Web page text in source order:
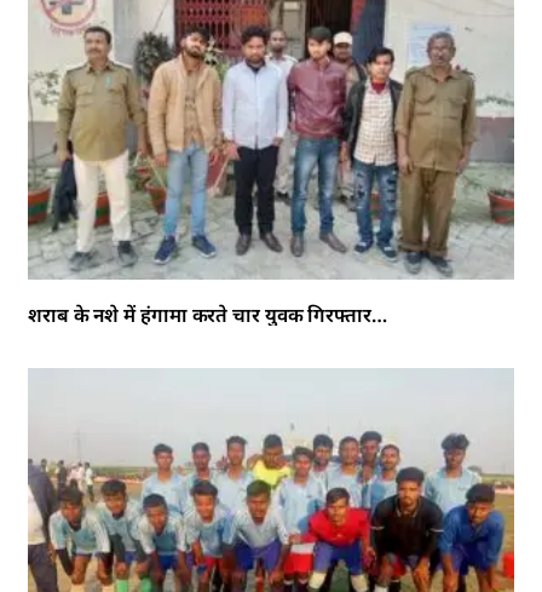
शराब के नशे में हंगामा करते चार युवक गिरफ्तार…